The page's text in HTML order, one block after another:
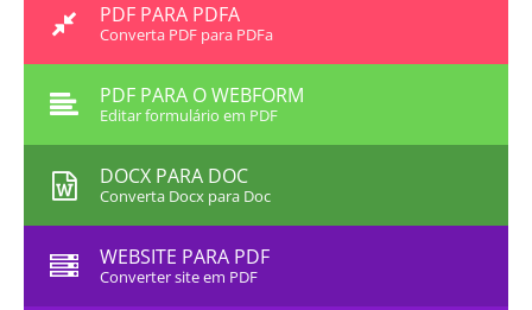
PDF PARA PDFA
Converta PDF para PDFa
PDF PARA O WEBFORM
Editar formulário em PDF
DOCX PARA DOC
Converta Docx para Doc
WEBSITE PARA PDF
Converter site em PDF